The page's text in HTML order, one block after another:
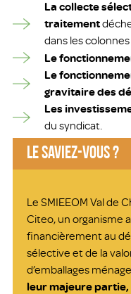
La collecte
traitement
dans les
Le
Le
gravitaire des
Les
du syndicat.
LE SAVIEZ-VOUS ?
Le SMIEEOM Val de
Citeo, un organisme
financièrement au
sélective et de la
d’emballages
leur majeure partie,